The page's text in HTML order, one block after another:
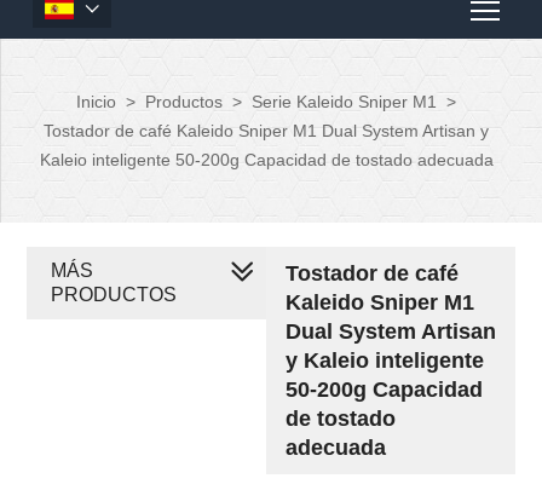

Inicio > Productos > Serie Kaleido Sniper M1
>
Tostador de café Kaleido Sniper M1 Dual System Artisan y
Kaleio inteligente 50-200g Capacidad de tostado adecuada
Tostador de café
Kaleido Sniper M1
Dual System Artisan
y Kaleio inteligente
50-200g Capacidad
de tostado
adecuada
MÁS
PRODUCTOS